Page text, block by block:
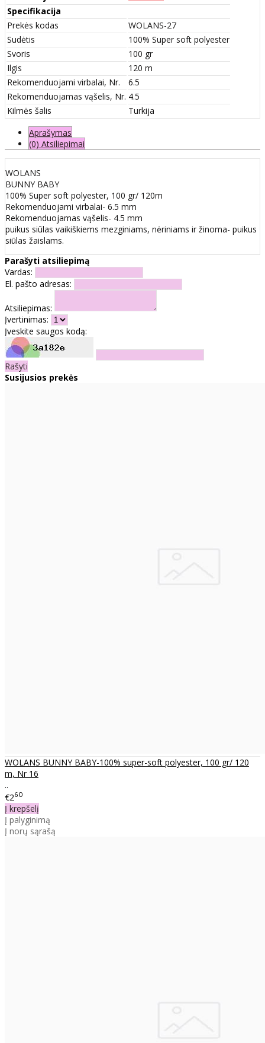
Specifikacija
Prekės kodas
WOLANS-27
Sudėtis
100% Super soft polyester
Svoris
100 gr
Ilgis
120 m
Rekomenduojami virbalai, Nr.
6.5
Rekomenduojamas vąšelis, Nr. 4.5
Kilmės šalis
Turkija
Aprašymas
(0) Atsiliepimai
WOLANS
BUNNY BABY
100% Super soft polyester, 100 gr/ 120m
Rekomenduojami virbalai- 6.5 mm
Rekomenduojamas vąšelis- 4.5 mm
puikus siūlas vaikiškiems mezginiams, nėriniams ir žinoma- puikus
siūlas žaislams.
Parašyti atsiliepimą
Vardas:
El. pašto adresas:
Atsiliepimas:
Įvertinimas:
Įveskite saugos kodą:
Rašyti
Susijusios prekės
WOLANS BUNNY BABY-100% super-soft polyester, 100 gr/ 120
m, Nr 16
..
€260
Į krepšelį
Į palyginimą
Į norų sąrašą